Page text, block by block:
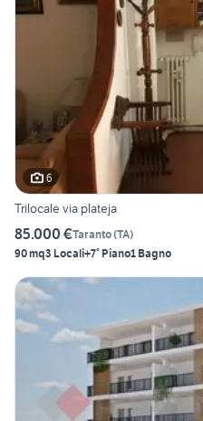
6
Trilocale via plateja
85.000 €Taranto(TA)
90 mq3 Locali+7° Piano1 Bagno